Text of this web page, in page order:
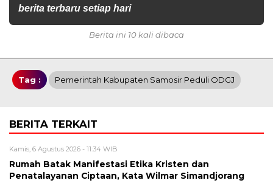
berita terbaru setiap hari
Berita ini 10 kali dibaca
Tag : Pemerintah Kabupaten Samosir Peduli ODGJ
BERITA TERKAIT
Kamis, 6 Agustus 2026 - 11:34 WIB
Rumah Batak Manifestasi Etika Kristen dan
Penatalayanan Ciptaan, Kata Wilmar Simandjorang